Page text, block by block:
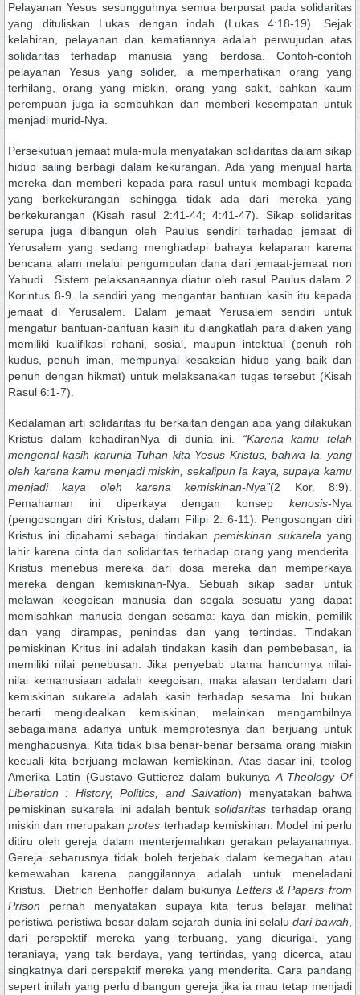
Pelayanan Yesus sesungguhnya semua berpusat pada solidaritas
yang dituliskan Lukas dengan indah (Lukas 4:18-19). Sejak
kelahiran, pelayanan dan kematiannya adalah perwujudan atas
solidaritas terhadap manusia yang berdosa. Contoh-contoh
pelayanan Yesus yang solider, ia memperhatikan orang yang
terhilang, orang yang miskin, orang yang sakit, bahkan kaum
perempuan juga ia sembuhkan dan memberi kesempatan untuk
menjadi murid-Nya.
Persekutuan jemaat mula-mula menyatakan solidaritas dalam sikap
hidup saling berbagi dalam kekurangan. Ada yang menjual harta
mereka dan memberi kepada para rasul untuk membagi kepada
yang berkekurangan sehingga tidak ada dari mereka yang
berkekurangan (Kisah rasul 2:41-44; 4:41-47). Sikap solidaritas
serupa juga dibangun oleh Paulus sendiri terhadap jemaat di
Yerusalem yang sedang menghadapi bahaya kelaparan karena
bencana alam melalui pengumpulan dana dari jemaat-jemaat non
Yahudi. Sistem pelaksanaannya diatur oleh rasul Paulus dalam 2
Korintus 8-9. Ia sendiri yang mengantar bantuan kasih itu kepada
jemaat di Yerusalem. Dalam jemaat Yerusalem sendiri untuk
mengatur bantuan-bantuan kasih itu diangkatlah para diaken yang
memiliki kualifikasi rohani, sosial, maupun intektual (penuh roh
kudus, penuh iman, mempunyai kesaksian hidup yang baik dan
penuh dengan hikmat) untuk melaksanakan tugas tersebut (Kisah
Rasul 6:1-7).
Kedalaman arti solidaritas itu berkaitan dengan apa yang dilakukan
Kristus dalam kehadiranNya di dunia ini. “Karena kamu telah
mengenal kasih karunia Tuhan kita Yesus Kristus, bahwa Ia, yang
oleh karena kamu menjadi miskin, sekalipun Ia kaya, supaya kamu
menjadi kaya oleh karena kemiskinan-Nya”(2 Kor. 8:9).
Pemahaman ini diperkaya dengan konsep kenosis-Nya
(pengosongan diri Kristus, dalam Filipi 2: 6-11). Pengosongan diri
Kristus ini dipahami sebagai tindakanpemiskinan sukarelayang
lahir karena cinta dan solidaritas terhadap orang yang menderita.
Kristus menebus mereka dari dosa mereka dan memperkaya
mereka dengan kemiskinan-Nya. Sebuah sikap sadar untuk
melawan keegoisan manusia dan segala sesuatu yang dapat
memisahkan manusia dengan sesama: kaya dan miskin, pemilik
dan yang dirampas, penindas dan yang tertindas. Tindakan
pemiskinan Kritus ini adalah tindakan kasih dan pembebasan, ia
memiliki nilai penebusan. Jika penyebab utama hancurnya nilai-
nilai kemanusiaan adalah keegoisan, maka alasan terdalam dari
kemiskinan sukarela adalah kasih terhadap sesama. Ini bukan
berarti mengidealkan kemiskinan, melainkan mengambilnya
sebagaimana adanya untuk memprotesnya dan berjuang untuk
menghapusnya. Kita tidak bisa benar-benar bersama orang miskin
kecuali kita berjuang melawan kemiskinan. Atas dasar ini, teolog
Amerika Latin (Gustavo Guttierez dalam bukunya A Theology Of
Liberation : History, Politics, and Salvation) menyatakan bahwa
pemiskinan sukarela ini adalah bentuksolidaritas terhadap orang
miskin dan merupakanprotes terhadap kemiskinan. Model ini perlu
ditiru oleh gereja dalam menterjemahkan gerakan pelayanannya.
Gereja seharusnya tidak boleh terjebak dalam kemegahan atau
kemewahan karena panggilannya adalah untuk meneladani
Kristus. Dietrich Benhoffer dalam bukunya Letters & Papers from
Prison pernah menyatakan supaya kita terus belajar melihat
peristiwa-peristiwa besar dalam sejarah dunia ini selalu dari bawah
dari perspektif mereka yang terbuang, yang dicurigai, yang
teraniaya, yang tak berdaya, yang tertindas, yang dicerca, atau
singkatnya dari perspektif mereka yang menderita. Cara pandang
sepert inilah yang perlu dibangun gereja jika ia mau tetap menjadi